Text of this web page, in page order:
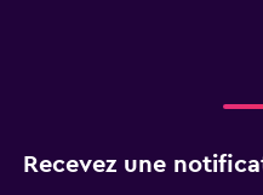
Recevez une